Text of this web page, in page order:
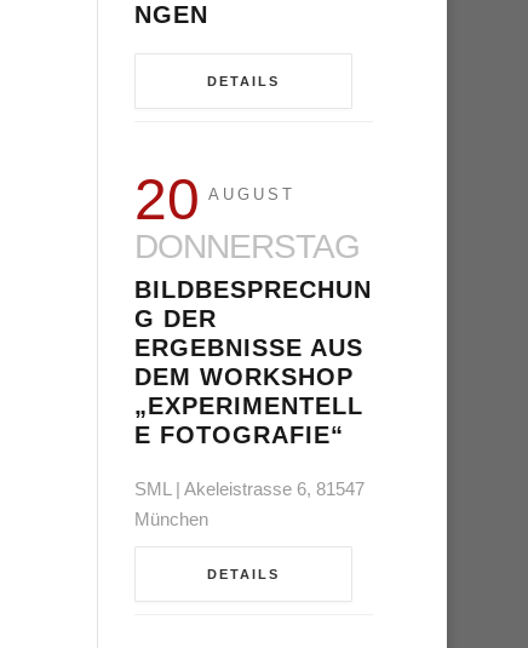
NGEN
DETAILS
20 AUGUST
DONNERSTAG
BILDBESPRECHUN
G DER
ERGEBNISSE AUS
DEM WORKSHOP
„EXPERIMENTELL
E FOTOGRAFIE“
SML | Akeleistrasse 6, 81547
München
DETAILS